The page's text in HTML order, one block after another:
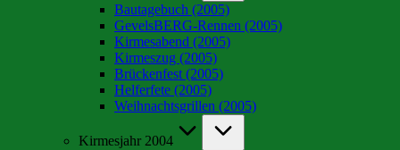
Bautagebuch (2005)
GevelsBERG-Rennen (2005)
Kirmesabend (2005)
Kirmeszug (2005)
Brückenfest (2005)
Helferfete (2005)
Weihnachtsgrillen (2005)
Kirmesjahr 2004